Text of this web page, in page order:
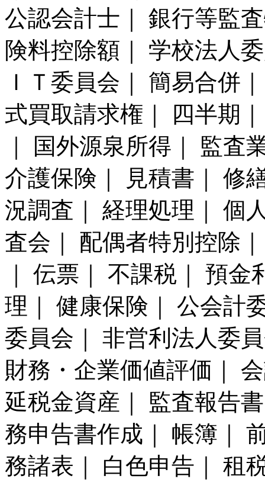
公認会計士｜ 銀行等監
険料控除額｜ 学校法人
ＩＴ委員会｜ 簡易合併
式買取請求権｜ 四半期
｜ 国外源泉所得｜ 監
介護保険｜ 見積書｜ 修
況調査｜ 経理処理｜ 個
査会｜ 配偶者特別控除
｜ 伝票｜ 不課税｜ 預
理｜ 健康保険｜ 公会計
委員会｜ 非営利法人委
財務・企業価値評価｜
延税金資産｜ 監査報告
務申告書作成｜ 帳簿｜
務諸表｜ 白色申告｜ 租